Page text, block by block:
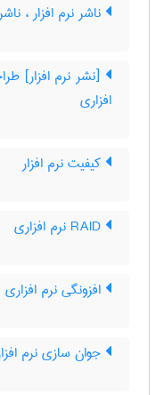
ناشر نرم افزار ،
[نشر نرم افزار]
افزاری
کیفیت نرم افزار
افزونگی نرم افزاری
جوان سازی نرم